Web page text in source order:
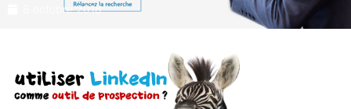
8 octobre 2018